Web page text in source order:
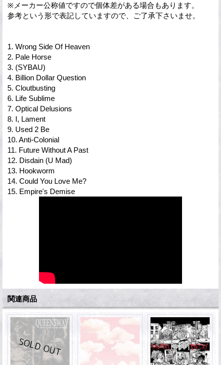
※メーカー公称値ですので個体差がある場合もあります。
参考という形で表記していますので、ご了承下さいませ。
1. Wrong Side Of Heaven
2. Pale Horse
3. (SYBAU)
4. Billion Dollar Question
5. Cloutbusting
6. Life Sublime
7. Optical Delusions
8. I, Lament
9. Used 2 Be
10. Anti-Colonial
11. Future Without A Past
12. Disdain (U Mad)
13. Hookworm
14. Could You Love Me?
15. Empire's Demise
関連商品